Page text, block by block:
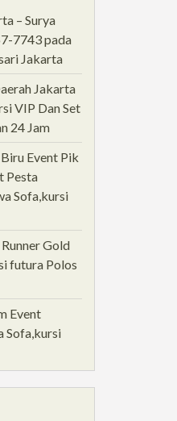
– Surya
7743pada
Jakarta
Jakarta
VIP Dan Set
24 Jam
Event Pik
Pesta
Sofa,kursi
Gold
futura Polos
Event
Sofa,kursi